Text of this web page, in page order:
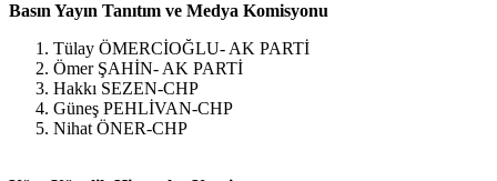
Basın Yayın Tanıtım ve Medya Komisyonu
Tülay ÖMERCİOĞLU- AK PARTİ
Ömer ŞAHİN- AK PARTİ
Hakkı SEZEN-CHP
Güneş PEHLİVAN-CHP
Nihat ÖNER-CHP